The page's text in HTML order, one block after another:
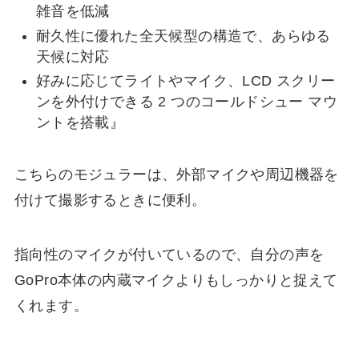
雑音を低減
耐久性に優れた全天候型の構造で、あらゆる
天候に対応
好みに応じてライトやマイク、LCD スクリー
ンを外付けできる 2 つのコールドシュー マウ
ントを搭載』
こちらのモジュラーは、外部マイクや周辺機器を
付けて撮影するときに便利。
指向性のマイクが付いているので、自分の声を
GoPro本体の内蔵マイクよりもしっかりと捉えて
くれます。